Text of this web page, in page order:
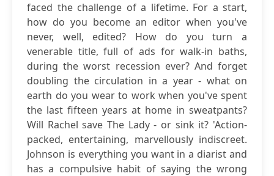
faced the challenge of a lifetime. For a start,
how do you become an editor when you've
never, well, edited? How do you turn a
venerable title, full of ads for walk-in baths,
during the worst recession ever? And forget
doubling the circulation in a year - what on
earth do you wear to work when you've spent
the last fifteen years at home in sweatpants?
Will Rachel save The Lady - or sink it? 'Action-
packed, entertaining, marvellously indiscreet.
Johnson is everything you want in a diarist and
has a compulsive habit of saying the wrong